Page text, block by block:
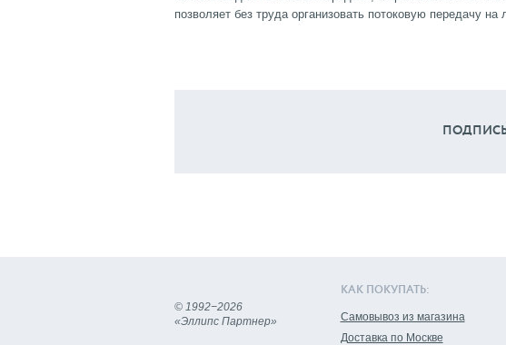
позволяет без труда организовать потоковую передачу
© 1992−2026
«Эллипс Партнер»
КАК ПОКУПАТЬ:
Самовывоз из магазина
Доставка по Москве